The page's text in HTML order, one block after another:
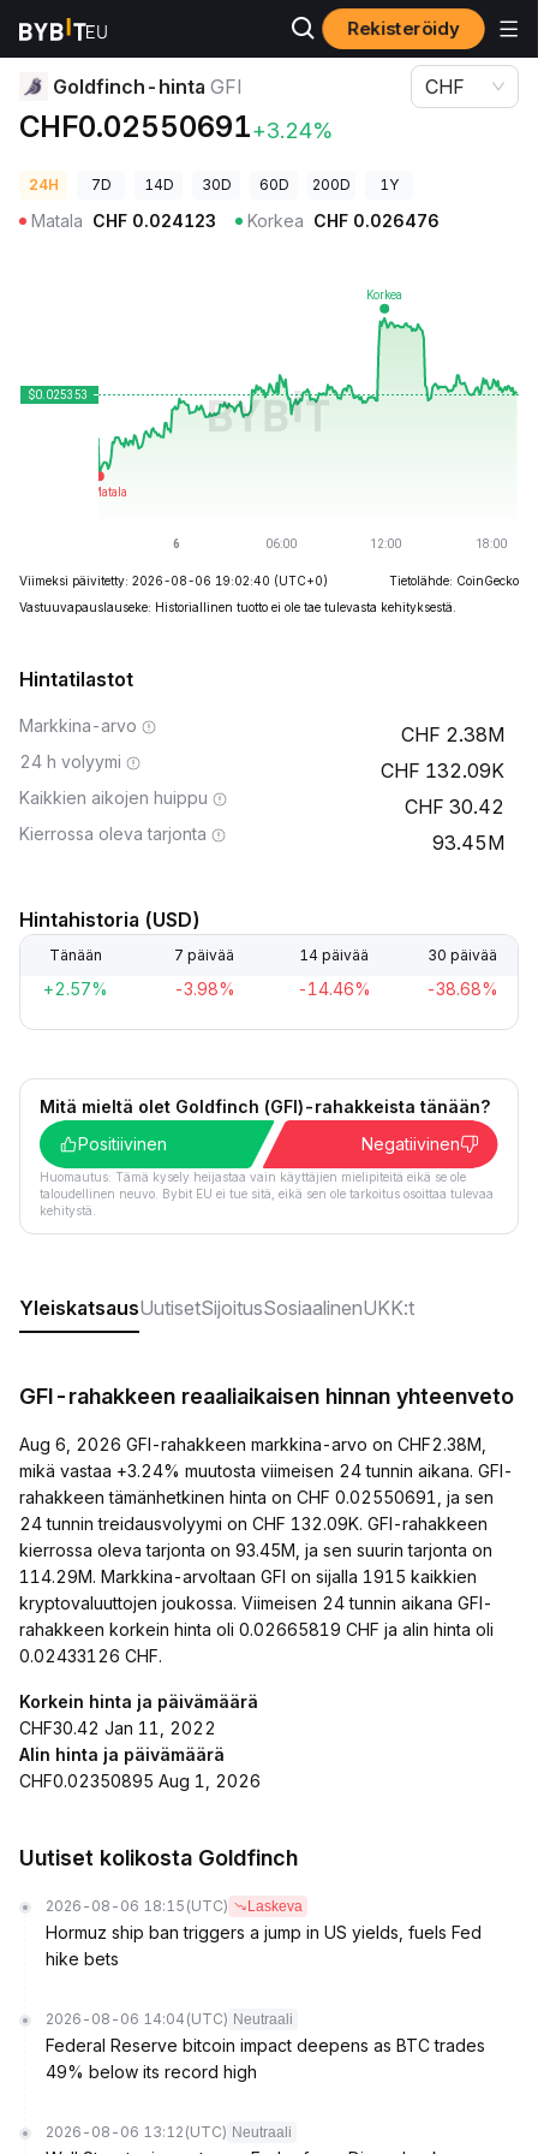
Rekisteröidy
Kryptohinnat
Goldfinch-hinta GFI
CHF0.02550691+3.24%
CHF
24H 7D 14D 30D 60D 200D 1Y
Matala CHF 0.024123 Korkea CHF 0.026476
Viimeksi päivitetty: 2026-08-06 19:02:40 (UTC+0)
Tietolähde: CoinGecko
Vastuuvapauslauseke: Historiallinen tuotto ei ole tae tulevasta kehityksestä.
Hintatilastot
Markkina-arvo 2.38M
24 h volyymi 132.09K
Kaikkien aikojen huippu 30.42
Kierrossa oleva tarjonta 93.45M
Hintahistoria (USD)
Tänään 7 päivää 14 päivää 30 päivää
+2.57% -3.98% -14.46% -38.68%
Mitä mieltä olet Goldfinch (GFI)-rahakkeista tänään?
Positiivinen
Negatiivinen
Huomautus: Tämä kysely heijastaa vain käyttäjien mielipiteitä eikä se ole
taloudellinen neuvo. Bybit EU ei tue sitä, eikä sen ole tarkoitus osoittaa tulevaa
kehitystä.
YleiskatsausUutisetSijoitusSosiaalinenUKK:t
GFI-rahakkeen reaaliaikaisen hinnan yhteenveto
Aug 6, 2026 GFI-rahakkeen markkina-arvo on CHF2.38M,
mikä vastaa +3.24% muutosta viimeisen 24 tunnin aikana. GFI-
rahakkeen tämänhetkinen hinta on CHF 0.02550691, ja sen
24 tunnin treidausvolyymi on CHF 132.09K. GFI-rahakkeen
kierrossa oleva tarjonta on 93.45M, ja sen suurin tarjonta on
114.29M. Markkina-arvoltaan GFI on sijalla 1915 kaikkien
kryptovaluuttojen joukossa. Viimeisen 24 tunnin aikana GFI-
rahakkeen korkein hinta oli 0.02665819 CHF ja alin hinta oli
0.02433126 CHF.
Korkein hinta ja päivämäärä
CHF30.42 Jan 11, 2022
Alin hinta ja päivämäärä
CHF0.02350895 Aug 1, 2026
Uutiset kolikosta Goldfinch
2026-08-06 18:15 (UTC) Laskeva
Hormuz ship ban triggers a jump in US yields, fuels Fed
hike bets
2026-08-06 14:04 (UTC) Neutraali
Federal Reserve bitcoin impact deepens as BTC trades
49% below its record high
2026-08-06 13:12 (UTC) Neutraali